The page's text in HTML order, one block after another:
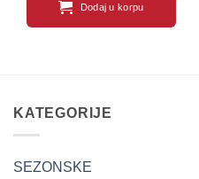
Dodaj u korpu
KATEGORIJE
SEZONSKE